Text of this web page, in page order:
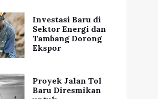
Investasi Baru di
Sektor Energi dan
Tambang Dorong
Ekspor
Proyek Jalan Tol
Baru Diresmikan